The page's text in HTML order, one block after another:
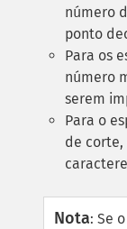
número
ponto
Para os
número
serem
Para o
de
Nota: Se